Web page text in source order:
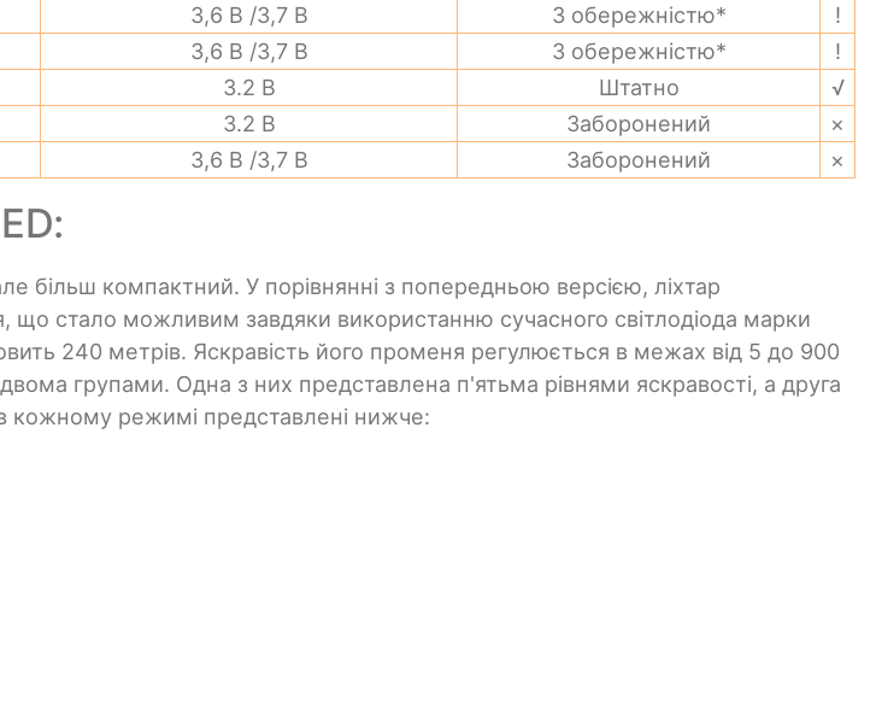
3,6 В /3,7 В З обережністю*
!
3,6 В /3,7 В З обережністю*
!
3.2 В Штатно
√
3.2 В Заборонений
×
3,6 В /3,7 В Заборонений ×
більш компактний. У порівнянні з попередньою версією, ліхтар
що стало можливим завдяки використанню сучасного світлодіода марки
240 метрів. Яскравість його променя регулюється в межах від 5 до 900
групами. Одна з них представлена п'ятьма рівнями яскравості, а друга
кожному режимі представлені нижче: